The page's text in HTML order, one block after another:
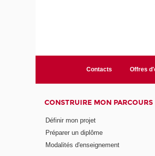
Contacts Offres
CONSTRUIRE MON PARCOURS
Définir mon projet
Préparer un diplôme
Modalités d'enseignement